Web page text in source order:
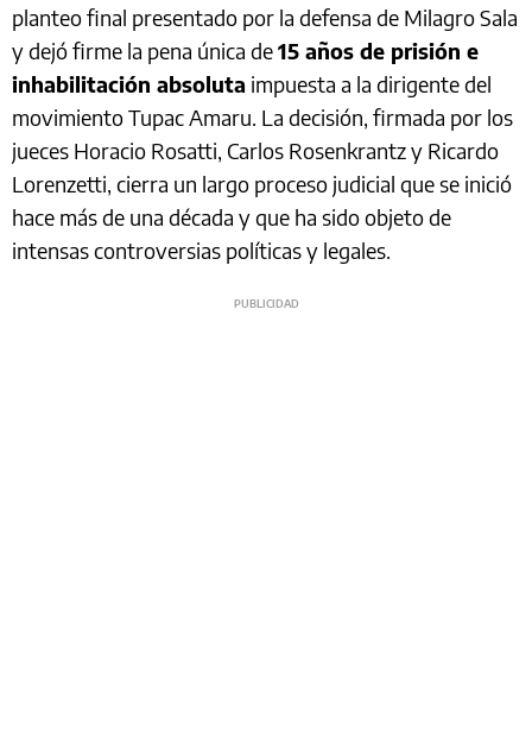
planteo final presentado por la defensa de Milagro Sala
y dejó firme la pena única de15 años de prisión e
inhabilitación absoluta impuesta a la dirigente del
movimiento Tupac Amaru. La decisión, firmada por los
jueces Horacio Rosatti, Carlos Rosenkrantz y Ricardo
Lorenzetti, cierra un largo proceso judicial que se inició
hace más de una década y que ha sido objeto de
intensas controversias políticas y legales.